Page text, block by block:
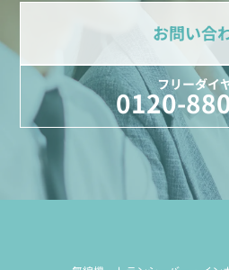
お問い合
フリーダイ
0120-